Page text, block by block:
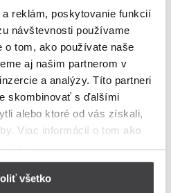
reklám, poskytovanie funkcií
návštevnosti používame
o tom, ako používate naše
aj našim partnerom v
a analýzy. Títo partneri
skombinovať s ďalšími
alebo ktoré od vás získali,
Viac informácií o tom ako
tu.
všetko
Internet 2500 je možné
resp. zakúpeného modemu
podľa platnej Tarify resp.
(len s odbornou inštaláciou), a
v Tarife UPC Internet.
a Užívateľa v týchto
Zmluvou o poskytovaní verejne
jej súčastí, t.j. najmä
dostupných služieb,
Internet a Tarify jednorazových